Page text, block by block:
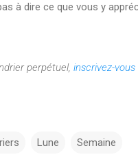
à dire ce que vous y
perpétuel, inscrivez-
Lune Semaine